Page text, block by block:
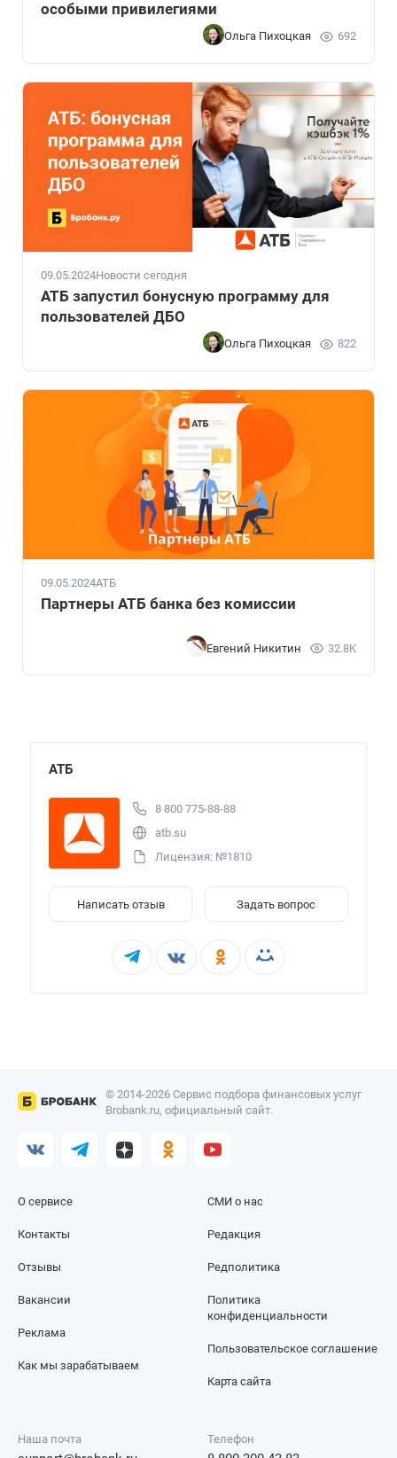
особыми привилегиями
Ольга Пихоцкая 692
09.05.2024Новости сегодня
АТБ запустил бонусную программу для
пользователей ДБО
Ольга Пихоцкая 822
09.05.2024АТБ
Партнеры АТБ банка без комиссии
Евгений Никитин 32.8K
АТБ
8 800 775-88-88
atb.su
Лицензия: №1810
Написать отзыв Задать вопрос
© 2014-2026 Сервис подбора финансовых услуг
Brobank.ru, официальный сайт.
О сервисе
Контакты
Отзывы
СМИ о нас
Редакция
Редполитика
Вакансии
Реклама
Как мы зарабатываем
Политика
конфиденциальности
Пользовательское соглашение
Карта сайта
Наша почта Телефон